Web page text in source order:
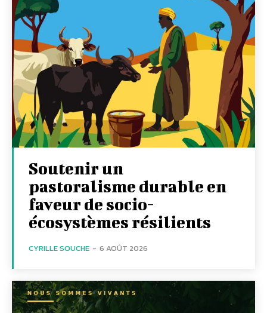
Soutenir un
pastoralisme durable en
faveur de socio-
écosystèmes résilients
CYRILLE SOUCHE - 6 AOÛT 2026